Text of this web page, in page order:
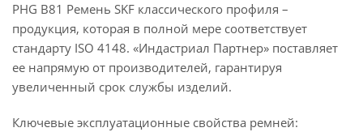
PHG B81 Ремень SKF классического профиля –
продукция, которая в полной мере соответствует
стандарту ISO 4148. «Индастриал Партнер» поставляет
ее напрямую от производителей, гарантируя
увеличенный срок службы изделий.
Ключевые эксплуатационные свойства ремней: